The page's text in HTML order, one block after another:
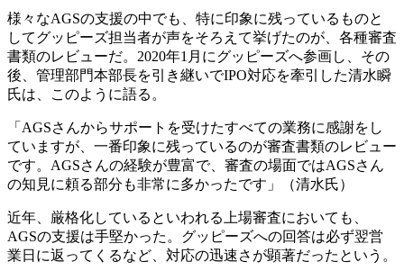
様々なAGSの支援の中でも、特に印象に残っているものと
してグッピーズ担当者が声をそろえて挙げたのが、各種審査
書類のレビューだ。2020年1月にグッピーズへ参画し、その
後、管理部門本部長を引き継いでIPO対応を牽引した清水瞬
氏は、このように語る。
「AGSさんからサポートを受けたすべての業務に感謝をし
ていますが、一番印象に残っているのが審査書類のレビュー
です。AGSさんの経験が豊富で、審査の場面ではAGSさん
の知見に頼る部分も非常に多かったです」（清水氏）
近年、厳格化しているといわれる上場審査においても、
AGSの支援は手堅かった。グッピーズへの回答は必ず翌営
業日に返ってくるなど、対応の迅速さが顕著だったという。